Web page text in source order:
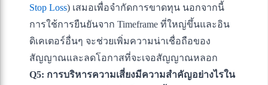
Stop Loss) เสมอเพื่อจำกัดการขาดทุน นอกจากนี้
การใช้การยืนยันจาก Timeframe ที่ใหญ่ขึ้นและอิน
ดิเคเตอร์อื่นๆ จะช่วยเพิ่มความน่าเชื่อถือของ
สัญญาณและลดโอกาสที่จะเจอสัญญาณหลอก
Q5: การบริหารความเสี่ยงมีความสำคัญอย่างไรใน